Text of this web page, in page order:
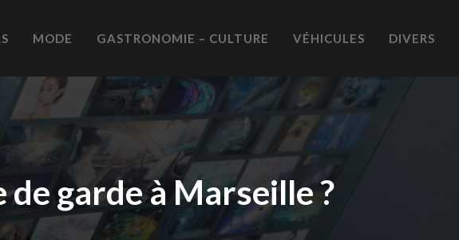
MODE GASTRONOMIE – CULTURE VÉHICULES DIVERS
garde à Marseille ?